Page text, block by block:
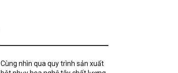
Cùng nhìn qua quy trình sản xuất